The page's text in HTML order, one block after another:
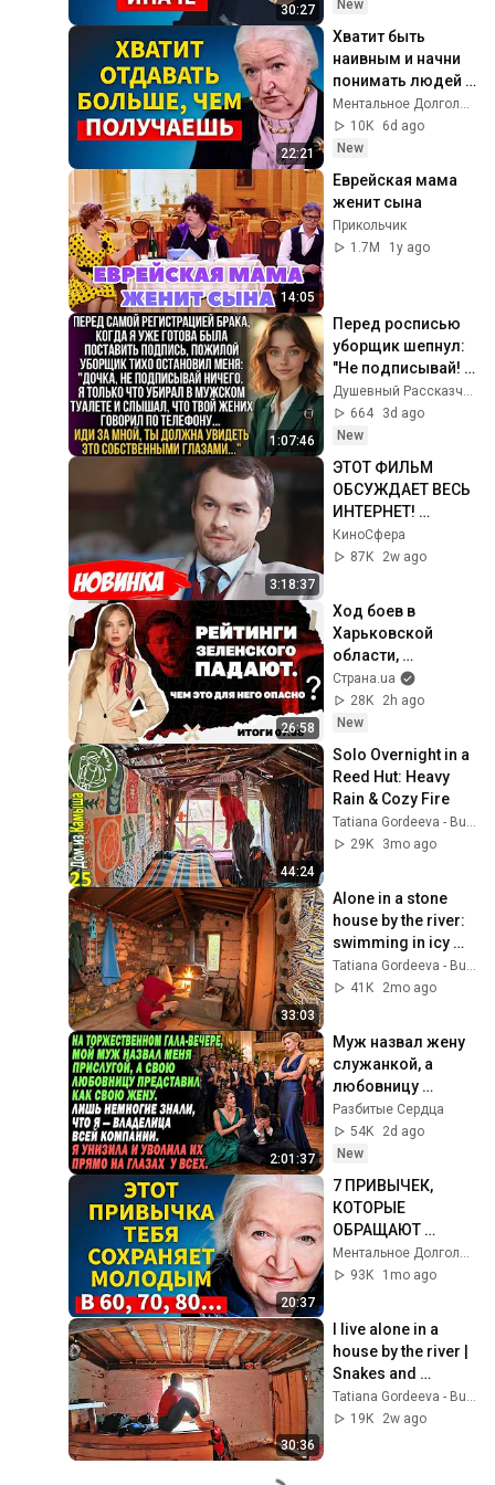
30:27
Татьяна
Черниговская
New
22:21
Хватит быть
наивным и начни
понимать людей |
Татьяна
Черниговская
Ментальное Долголетие
10K
6d ago
New
14:05
Еврейская мама
женит сына
Прикольчик
1.7M
1y ago
1:07:46
Перед росписью
уборщик шепнул:
"Не подписывай!
Слышал жениха в
туалете. Иди за
мной быстро…!"
Душевный Рассказчик and Время Сказок
664
3d ago
New
3:18:37
ЭТОТ ФИЛЬМ
ОБСУЖДАЕТ ВЕСЬ
ИНТЕРНЕТ!
СМОТРЕТЬ ВСЕМ! |
Мой милый
КиноCфера
87K
2w ago
26:58
Ход боев в
Харьковской
области,
конфликта вокруг
русского языка,
падающие
Зеленского. 07.08
Страна.ua
28K
2h ago
New
44:24
Solo Overnight in a
Reed Hut: Heavy
Rain & Cozy Fire
Tatiana Gordeeva - Bushcraft & Hiking
29K
3mo ago
33:03
Alone in a stone
house by the river:
swimming in icy
water, rain.
41K
2mo ago
2:01:37
Муж назвал жену
служанкой, а
любовницу
представил
супругой — но
вскоре потерял
Разбитые Сердца
54K
2d ago
New
20:37
7 ПРИВЫЧЕК,
КОТОРЫЕ
ОБРАЩАЮТ
СТАРЕНИЕ ВСПЯТЬ
ПОСЛЕ 60 ЛЕТ |
93K
1mo ago
30:36
I live alone in a
house by the river |
Snakes and
swimming
19K
2w ago